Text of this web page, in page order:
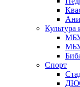
Культура
Спорт